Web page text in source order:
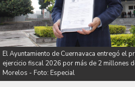
El Ayuntamiento de Cuernavaca entregó el
ejercicio fiscal 2026 por más de 2 millones
Morelos - Foto: Especial